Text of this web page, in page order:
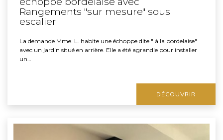
Rangements "sur mesure" sous
escalier
La demande Mme. L. habite une échoppe dite " à la bordelaise"
avec un jardin situé en arrière. Elle a été agrandie pour installer
un…
DÉCOUVRIR